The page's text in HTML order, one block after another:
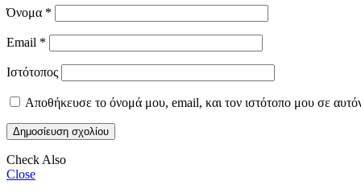
Όνομα *
Email *
Ιστότοπος
Αποθήκευσε το όνομά μου, email, και τον ιστότοπο μου σε
Check Also
Close